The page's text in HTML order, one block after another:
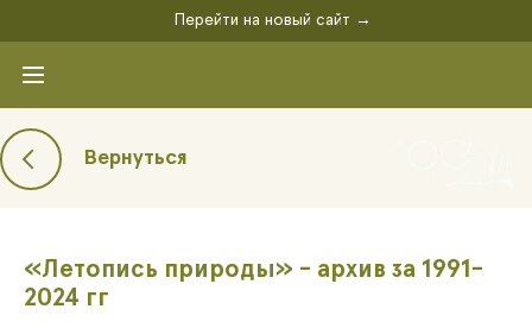
Перейти на новый сайт →
Вернуться
«Летопись природы» - архив за 1991-
2024 гг